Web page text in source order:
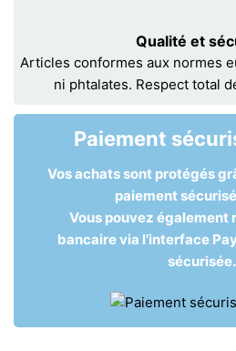
Qualité et
Articles conformes aux normes
ni phtalates. Respect total
Paiement
Vos achats sont protégés
paiement
Vous pouvez également
bancaire via l’interface
sécurisée.